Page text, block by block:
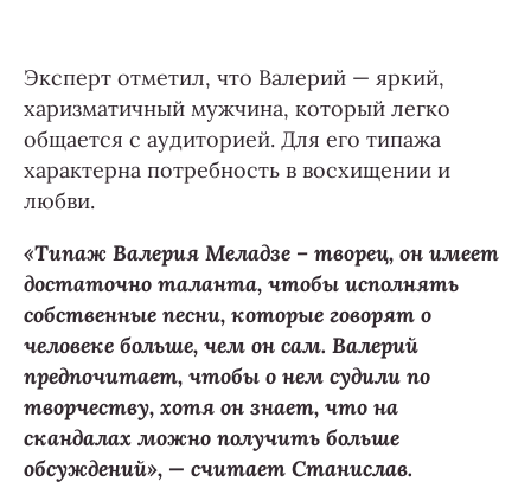
Эксперт отметил, что Валерий — яркий,
харизматичный мужчина, который легко
общается с аудиторией. Для его типажа
характерна потребность в восхищении и
любви.
«Типаж Валерия Меладзе – творец, он имеет
достаточно таланта, чтобы исполнять
собственные песни, которые говорят о
человеке больше, чем он сам. Валерий
предпочитает, чтобы о нем судили по
творчеству, хотя он знает, что на
скандалах можно получить больше
обсуждений», — считает Станислав.